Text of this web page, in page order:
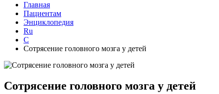
Главная
Пациентам
Энциклопедия
Ru
С
Сотрясение головного мозга у детей
Сотрясение головного мозга у детей